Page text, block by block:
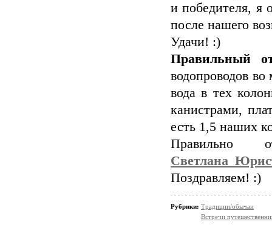
и победителя, я
после нашего
Удачи! :)
Правильный
водопроводов
вода в тех
канистрами,
есть 1,5 наших
Правильно
Поздравляем! :)
Рубрики: Традиции/обычаи
Встречи